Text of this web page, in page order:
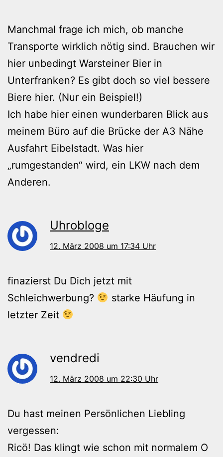
Manchmal frage ich mich, ob manche
Transporte wirklich nötig sind. Brauchen wir
hier unbedingt Warsteiner Bier in
Unterfranken? Es gibt doch so viel bessere
Biere hier. (Nur ein Beispiel!)
Ich habe hier einen wunderbaren Blick aus
meinem Büro auf die Brücke der A3 Nähe
Ausfahrt Eibelstadt. Was hier
„rumgestanden“ wird, ein LKW nach dem
Anderen.
Uhrobloge
12. März 2008 um 17:34 Uhr
finazierst Du Dich jetzt mit
Schleichwerbung?
starke Häufung in
letzter Zeit
vendredi
12. März 2008 um 22:30 Uhr
Du hast meinen Persönlichen Liebling
vergessen:
Ricö! Das klingt wie schon mit normalem O